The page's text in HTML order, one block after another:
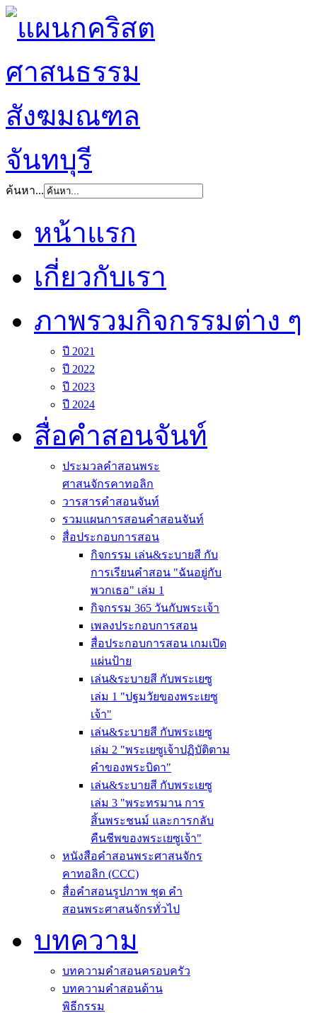
ค้นหา...
หน้าแรก
เกี่ยวกับเรา
ภาพรวมกิจกรรมต่าง ๆ
ปี 2021
ปี 2022
ปี 2023
ปี 2024
สื่อคำสอนจันท์
ประมวลคำสอนพระ
ศาสนจักรคาทอลิก
วารสารคำสอนจันท์
รวมแผนการสอนคำสอนจันท์
สื่อประกอบการสอน
กิจกรรม เล่น&ระบายสี กับ
การเรียนคำสอน "ฉันอยู่กับ
พวกเธอ" เล่ม 1
กิจกรรม 365 วันกับพระเจ้า
เพลงประกอบการสอน
สื่อประกอบการสอน เกมเปิด
แผ่นป้าย
เล่น&ระบายสี กับพระเยซู
เล่ม 1 "ปฐมวัยของพระเยซู
เจ้า"
เล่น&ระบายสี กับพระเยซู
เล่ม 2 "พระเยซูเจ้าปฏิบัติตาม
คำของพระบิดา"
เล่น&ระบายสี กับพระเยซู
เล่ม 3 "พระทรมาน การ
สิ้นพระชนม์ และการกลับ
คืนชีพของพระเยซูเจ้า"
หนังสือคำสอนพระศาสนจักร
คาทอลิก (CCC)
สื่อคำสอนรูปภาพ ชุด คำ
สอนพระศาสนจักรทั่วไป
บทความ
บทความคำสอนครอบครัว
บทความคำสอนด้าน
พิธีกรรม